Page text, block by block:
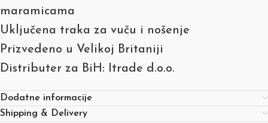
maramicama
Uključena traka za vuču i nošenje
Prizvedeno u Velikoj Britaniji
Distributer za BiH: Itrade d.o.o.
Dodatne informacije
Shipping & Delivery